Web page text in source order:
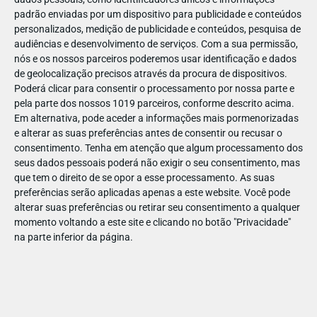
padrão enviadas por um dispositivo para publicidade e conteúdos
personalizados, medição de publicidade e conteúdos, pesquisa de
audiências e desenvolvimento de serviços. Com a sua permissão,
nós e os nossos parceiros poderemos usar identificação e dados
de geolocalização precisos através da procura de dispositivos.
Poderá clicar para consentir o processamento por nossa parte e
pela parte dos nossos 1019 parceiros, conforme descrito acima.
Em alternativa, pode aceder a informações mais pormenorizadas
e alterar as suas preferências antes de consentir ou recusar o
consentimento. Tenha em atenção que algum processamento dos
seus dados pessoais poderá não exigir o seu consentimento, mas
que tem o direito de se opor a esse processamento. As suas
preferências serão aplicadas apenas a este website. Você pode
alterar suas preferências ou retirar seu consentimento a qualquer
momento voltando a este site e clicando no botão "Privacidade"
na parte inferior da página.
ABR 19
144075552133573